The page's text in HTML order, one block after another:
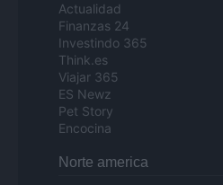
Actualidad
Finanzas 24
Investindo 365
Think.es
Viajar 365
ES Newz
Pet Story
Encocina
Norte america